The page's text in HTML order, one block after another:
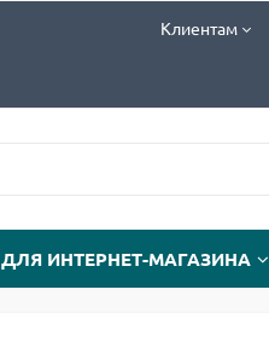
Клиентам
ДЛЯ ИНТЕРНЕТ-МАГАЗИНА